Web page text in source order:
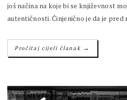
još načina na koje bi se književnost
autentičnosti. Činjenično je da je pred
Pročitaj cijeli članak →